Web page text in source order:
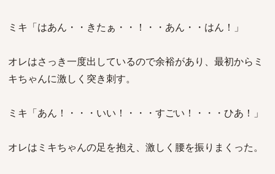
ミキ「はあん・・きたぁ・・！・・あん・・はん！」
オレはさっき一度出しているので余裕があり、最初からミ
キちゃんに激しく突き刺す。
ミキ「あん！・・・いい！・・・すごい！・・・ひあ！」
オレはミキちゃんの足を抱え、激しく腰を振りまくった。